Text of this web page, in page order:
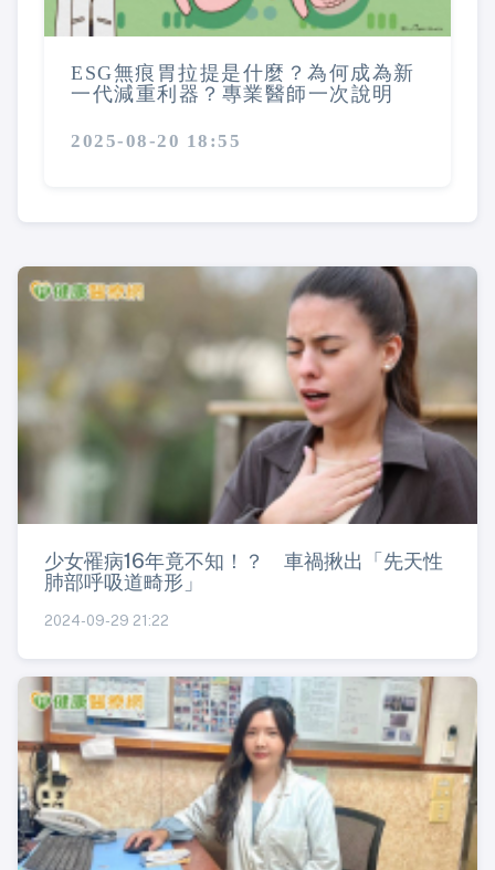
ESG無痕胃拉提是什麼？為何成為新
一代減重利器？專業醫師一次說明
2025-08-20 18:55
少女罹病16年竟不知！？ 車禍揪出「先天性
肺部呼吸道畸形」
2024-09-29 21:22